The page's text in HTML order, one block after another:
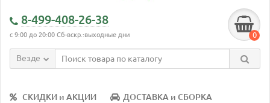
8-499-408-26-38
с 9:00 до 20:00 Сб-вскр.:выходные дни 0
Везде
СКИДКИ и АКЦИИ
ДОСТАВКА и СБОРКА